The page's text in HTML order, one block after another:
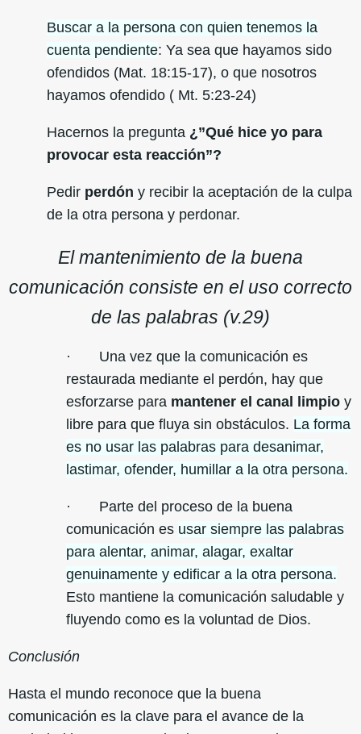
Buscar a la persona con quien tenemos la
cuenta pendiente: Ya sea que hayamos sido
ofendidos (Mat. 18:15-17), o que nosotros
hayamos ofendido ( Mt. 5:23-24)
Hacernos la pregunta ¿”Qué hice yo para
provocar esta reacción”?
Pedir perdón y recibir la aceptación de la culpa
de la otra persona y perdonar.
El mantenimiento de la buena
comunicación consiste en el uso correcto
de las palabras (v.29)
· Una vez que la comunicación es
restaurada mediante el perdón, hay que
esforzarse para mantener el canal limpio y
libre para que fluya sin obstáculos. La forma
es no usar las palabras para desanimar,
lastimar, ofender, humillar a la otra persona.
· Parte del proceso de la buena
comunicación es usar siempre las palabras
para alentar, animar, alagar, exaltar
genuinamente y edificar a la otra persona.
Esto mantiene la comunicación saludable y
fluyendo como es la voluntad de Dios.
Conclusión
Hasta el mundo reconoce que la buena
comunicación es la clave para el avance de la